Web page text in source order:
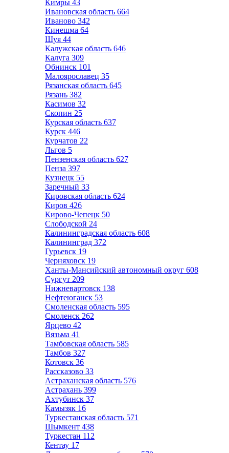
Кимры 43
Ивановская область 664
Иваново 342
Кинешма 64
Шуя 44
Калужская область 646
Калуга 309
Обнинск 101
Малоярославец 35
Рязанская область 645
Рязань 382
Касимов 32
Скопин 25
Курская область 637
Курск 446
Курчатов 22
Льгов 5
Пензенская область 627
Пенза 397
Кузнецк 55
Заречный 33
Кировская область 624
Киров 426
Кирово-Чепецк 50
Слободской 24
Калининградская область 608
Калининград 372
Гурьевск 19
Черняховск 19
Ханты-Мансийский автономный округ 608
Сургут 209
Нижневартовск 138
Нефтеюганск 53
Смоленская область 595
Смоленск 262
Ярцево 42
Вязьма 41
Тамбовская область 585
Тамбов 327
Котовск 36
Рассказово 33
Астраханская область 576
Астрахань 399
Ахтубинск 37
Камызяк 16
Туркестанская область 571
Шымкент 438
Туркестан 112
Кентау 17